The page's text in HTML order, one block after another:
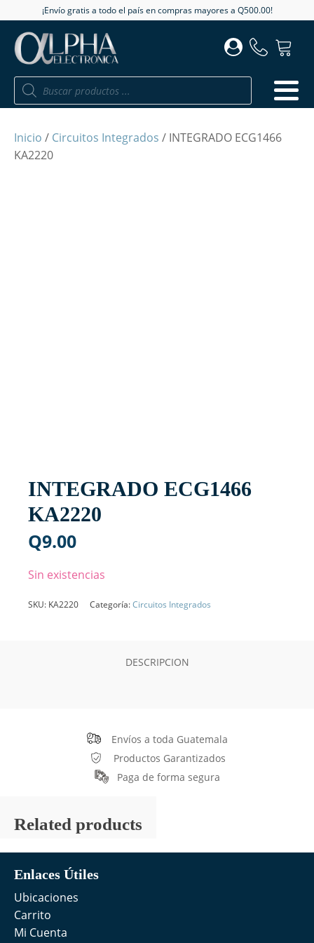
¡Envío gratis a todo el país en compras mayores a Q500.00!
Búsqueda
productos
Inicio / Circuitos Integrados / INTEGRADO ECG1466
KA2220
INTEGRADO ECG1466
KA2220
Q9.00
Sin existencias
SKU: KA2220 Categoría:Circuitos Integrados
DESCRIPCION
Envíos a toda Guatemala
Productos Garantizados
Paga de forma segura
Related products
Enlaces Útiles
Ubicaciones
Carrito
Mi Cuenta